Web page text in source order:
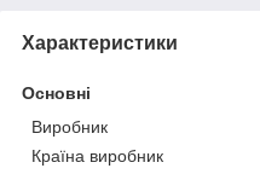
Характеристики
Основні
Виробник
Країна виробник